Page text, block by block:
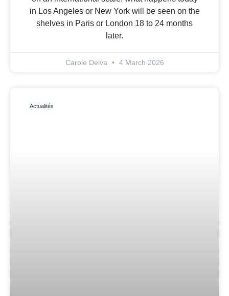
in Los Angeles or New York will be seen on the
shelves in Paris or London 18 to 24 months
later.
Carole Delva 4 March 2026
Actualités